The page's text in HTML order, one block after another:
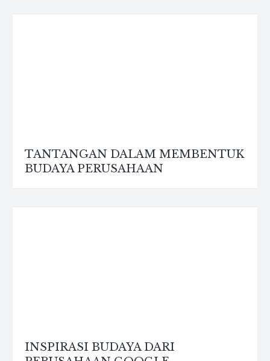
TANTANGAN DALAM MEMBENTUK
BUDAYA PERUSAHAAN
INSPIRASI BUDAYA DARI